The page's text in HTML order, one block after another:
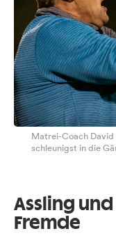
Matrei-Coach David
schleunigst in die
Assling
Fremde